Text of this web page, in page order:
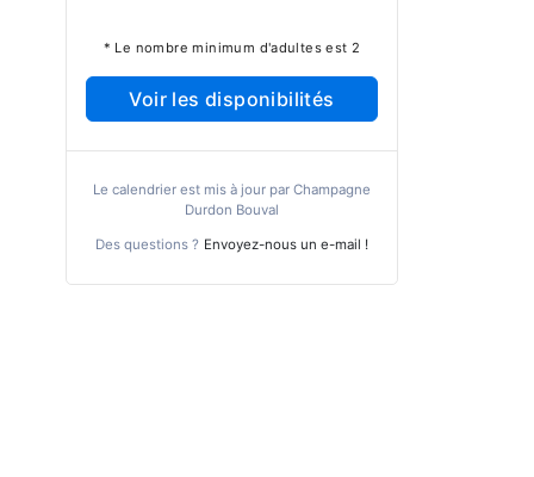
* Le nombre minimum d'adultes est 2
Voir les disponibilités
Le calendrier est mis à jour par Champagne
Durdon Bouval
Des questions ? Envoyez-nous un e-mail !